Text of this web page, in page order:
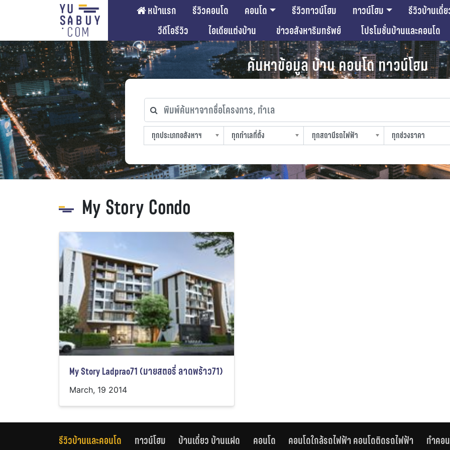
หน้าแรก รีวิวคอนโด คอนโด รีวิวทาวน์โฮม ทาวน์โฮม รีวิวบ้านเดี่
วีดีโอรีวิว
ไอเดียแต่งบ้าน ข่าวอสังหาริมทรัพย์ โปรโมชั่นบ้านและคอนโด
ค้นหาข้อมูล บ้าน คอนโด ทาวน์โฮม
พิมพ์ค้นหาจากชื่อโครงการ, ทำเล
ทุกประเภทอสังหาฯ
ทุกประเภทอสังหาฯ
ทุกทำเลที่ตั้ง
ทุกทำเลที่ตั้ง
ทุกสถานีรถไฟฟ้า
ทุกสถานีรถไฟฟ้า
ทุกช่วงราคา
ทุกช่วงราคา
My Story Condo
My Story Ladprao71 (มายสตอรี่ ลาดพร้าว71)
March, 19 2014
รีวิวบ้านและคอนโด ทาวน์โฮม บ้านเดี่ยว บ้านแฝด คอนโด คอนโดใกล้รถไฟฟ้า คอนโดติดรถไฟฟ้า ทำคอ